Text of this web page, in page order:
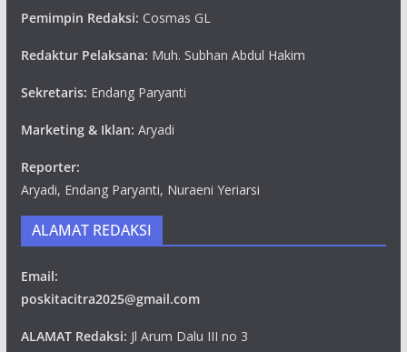
Pemimpin Redaksi: Cosmas GL
Redaktur Pelaksana: Muh. Subhan Abdul Hakim
Sekretaris: Endang Paryanti
Marketing & Iklan: Aryadi
Reporter:
Aryadi, Endang Paryanti, Nuraeni Yeriarsi
ALAMAT REDAKSI
Email:
poskitacitra2025@gmail.com
ALAMAT Redaksi: Jl Arum Dalu III no 3